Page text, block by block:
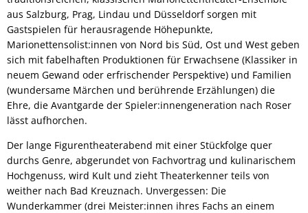
aus Salzburg, Prag, Lindau und Düsseldorf sorgen mit
Gastspielen für herausragende Höhepunkte,
Marionettensolist:innen von Nord bis Süd, Ost und West geben
sich mit fabelhaften Produktionen für Erwachsene (Klassiker in
neuem Gewand oder erfrischender Perspektive) und Familien
(wundersame Märchen und berührende Erzählungen) die
Ehre, die Avantgarde der Spieler:innengeneration nach Roser
lässt aufhorchen.
Der lange Figurentheaterabend mit einer Stückfolge quer
durchs Genre, abgerundet von Fachvortrag und kulinarischem
Hochgenuss, wird Kult und zieht Theaterkenner teils von
weither nach Bad Kreuznach. Unvergessen: Die
Wunderkammer (drei Meister:innen ihres Fachs an einem